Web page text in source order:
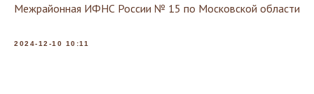
Межрайонная ИФНС России № 15 по Московской области
2024-12-10 10:11